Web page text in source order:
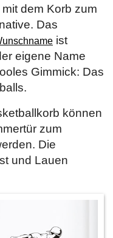
dem Korb zum
Das
ist
eigene Name
Gimmick: Das
können
zum
Die
und Lauen